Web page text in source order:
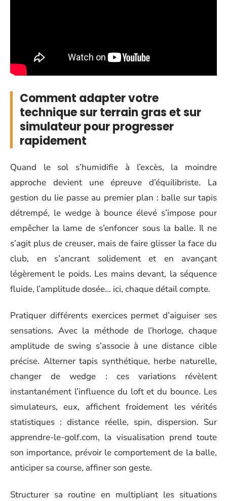
Comment adapter votre
technique sur terrain gras et sur
simulateur pour progresser
rapidement
Quand le sol s’humidifie à l’excès, la moindre
approche devient une épreuve d’équilibriste. La
gestion du lie passe au premier plan : balle sur tapis
détrempé, le wedge à bounce élevé s’impose pour
empêcher la lame de s’enfoncer sous la balle. Il ne
s’agit plus de creuser, mais de faire glisser la face du
club, en s’ancrant solidement et en avançant
légèrement le poids. Les mains devant, la séquence
fluide, l’amplitude dosée… ici, chaque détail compte.
Pratiquer différents exercices permet d’aiguiser ses
sensations. Avec la méthode de l’horloge, chaque
amplitude de swing s’associe à une distance cible
précise. Alterner tapis synthétique, herbe naturelle,
changer de wedge : ces variations révèlent
instantanément l’influence du loft et du bounce. Les
simulateurs, eux, affichent froidement les vérités
statistiques : distance réelle, spin, dispersion. Sur
apprendre-le-golf.com, la visualisation prend toute
son importance, prévoir le comportement de la balle,
anticiper sa course, affiner son geste.
Structurer sa routine en multipliant les situations